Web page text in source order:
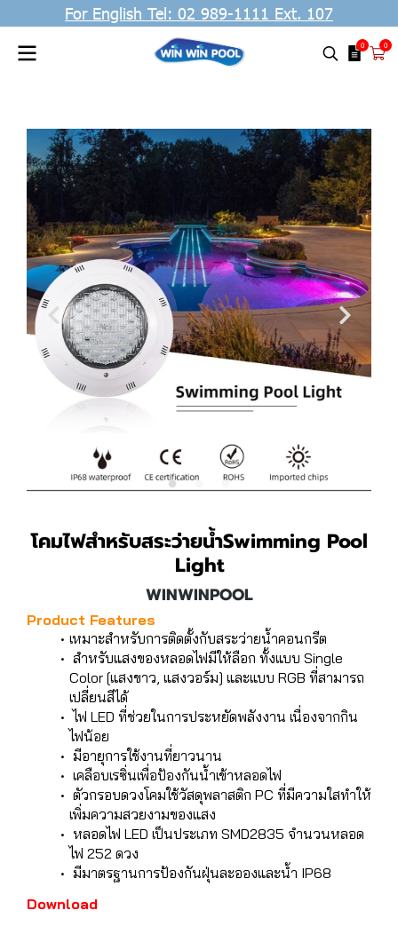
For English Tel: 02 989-1111 Ext. 107
0 0
โคมไฟสำหรับสระว่ายน้ำSwimming Pool
Light
WINWINPOOL
Product Features
เหมาะสำหรับการติดตั้งกับสระว่ายน้ำคอนกรีต
สำหรับแสงของหลอดไฟมีให้ลือก ทั้งแบบ Single
Color [แสงขาว, แสงวอร์ม] และแบบ RGB ที่สามารถ
เปลี่ยนสีได้
ไฟ LED ที่ช่วยในการประหยัดพลังงาน เนื่องจากกิน
ไฟน้อย
มีอายุการใช้งานที่ยาวนาน
เคลือบเรซิ่นเพื่อป้องกันน้ำเข้าหลอดไฟ
ตัวกรอบดวงโคมใช้วัสดุพลาสติก PC ที่มีความใสทำให้
เพิ่มความสวยงามของแสง
หลอดไฟ LED เป็นประเภท SMD2835 จำนวนหลอด
ไฟ 252 ดวง
มีมาตรฐานการป้องกันฝุ่นละอองและน้ำ IP68
Download